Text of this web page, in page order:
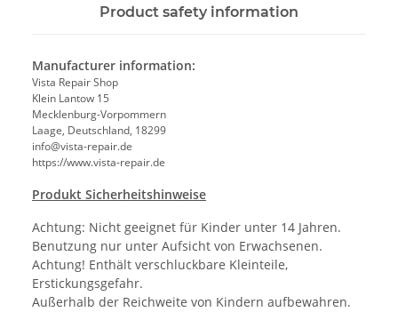
Product safety information
Manufacturer information:
Vista Repair Shop
Klein Lantow 15
Mecklenburg-Vorpommern
Laage, Deutschland, 18299
info@vista-repair.de
https://www.vista-repair.de
Produkt Sicherheitshinweise
Achtung: Nicht geeignet für Kinder unter 14 Jahren.
Benutzung nur unter Aufsicht von Erwachsenen.
Achtung! Enthält verschluckbare Kleinteile,
Erstickungsgefahr.
Außerhalb der Reichweite von Kindern aufbewahren.